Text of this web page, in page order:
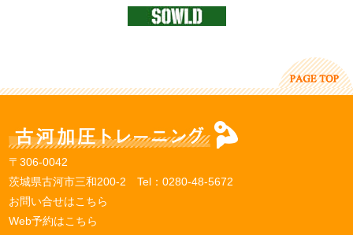
〒306-0042
茨城県古河市三和200-2 Tel：0280-48-5672
お問い合せはこちら
Web予約はこちら